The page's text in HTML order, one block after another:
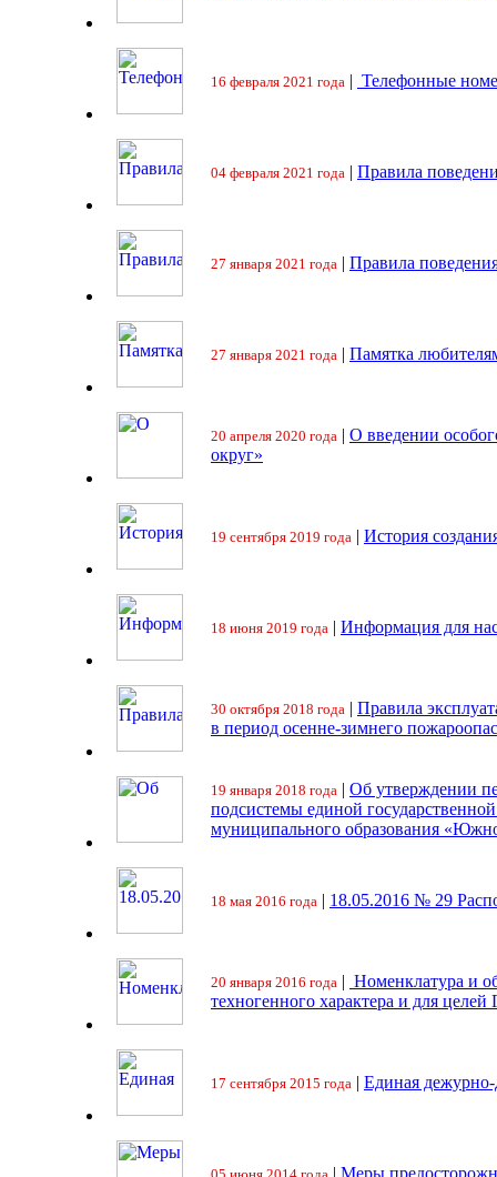
16 февраля 2021 года | Телефонные
04 февраля 2021 года | Правила
27 января 2021 года | Правила
27 января 2021 года | Памятка
20 апреля 2020 года | О введении
округ»
19 сентября 2019 года | История
18 июня 2019 года | Информация для
30 октября 2018 года | Правила
в период осенне-зимнего
19 января 2018 года | Об утверждении
подсистемы единой
муниципального образования
18 мая 2016 года | 18.05.2016 № 29
20 января 2016 года | Номенклатура и
техногенного характера и для целей
17 сентября 2015 года | Единая
| Меры